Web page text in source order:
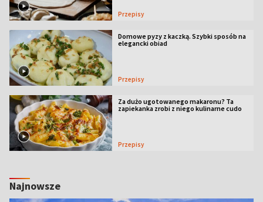
Przepisy
Domowe pyzy z kaczką. Szybki sposób na
elegancki obiad
Przepisy
Za dużo ugotowanego makaronu? Ta
zapiekanka zrobi z niego kulinarne cudo
Przepisy
Najnowsze